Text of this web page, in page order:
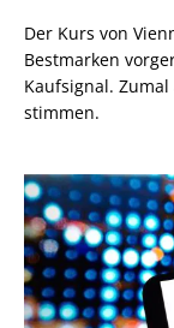
Der Kurs von
Bestmarken
Kaufsignal.
stimmen.